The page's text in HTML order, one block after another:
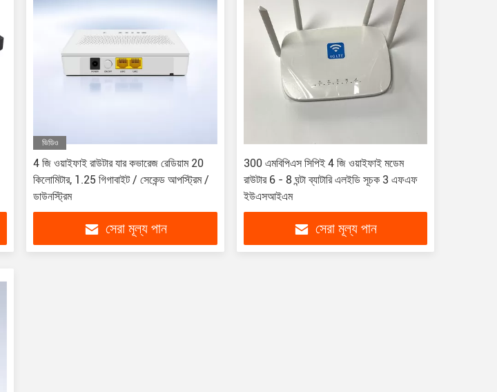
ভিডিও
4 জি ওয়াইফাই রাউটার যার কভারেজ রেডিয়াম 20
কিলোমিটার, 1.25 গিগাবাইট / সেকেন্ড আপস্ট্রিম /
ডাউনস্ট্রিম
সেরা মূল্য পান
300 এমবিপিএস সিপিই 4 জি ওয়াইফাই মডেম
রাউটার 6 - 8 ঘন্টা ব্যাটারি এলইডি সূচক 3 এফএফ
ইউএসআইএম
সেরা মূল্য পান